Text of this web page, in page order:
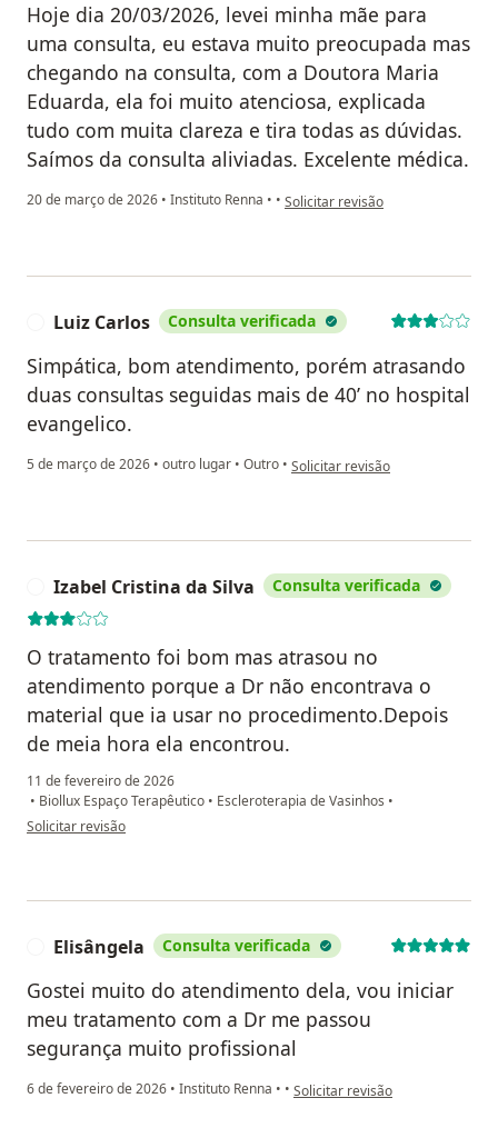
Hoje dia 20/03/2026, levei minha mãe para
uma consulta, eu estava muito preocupada mas
chegando na consulta, com a Doutora Maria
Eduarda, ela foi muito atenciosa, explicada
tudo com muita clareza e tira todas as dúvidas.
Saímos da consulta aliviadas. Excelente médica.
20 de março de 2026 • Instituto Renna • • na opinião do utilizador Suélen
Solicitar revisão
Luiz Carlos Consulta verificada
Simpática, bom atendimento, porém atrasando
duas consultas seguidas mais de 40’ no hospital
evangelico.
5 de março de 2026 • outro lugar • Outro • na opinião do utilizador Luiz
Solicitar revisão
Izabel Cristina da Silva Consulta verificada
O tratamento foi bom mas atrasou no
atendimento porque a Dr não encontrava o
material que ia usar no procedimento.Depois
de meia hora ela encontrou.
11 de fevereiro de 2026
• Biollux Espaço Terapêutico • Escleroterapia de Vasinhos •
na opinião do utilizador Izabel Cristina da Silva
Solicitar revisão
Elisângela Consulta verificada
Gostei muito do atendimento dela, vou iniciar
meu tratamento com a Dr me passou
segurança muito profissional
6 de fevereiro de 2026 • Instituto Renna • • na opinião do utilizador
Solicitar revisão